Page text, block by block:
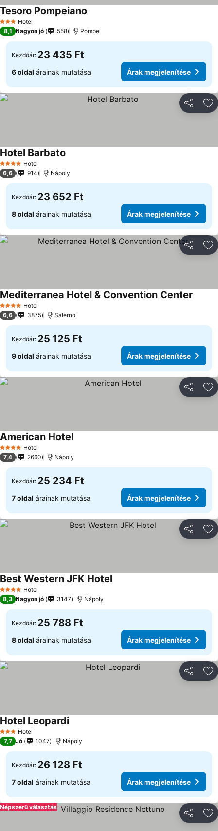
3 Kategória
Hotel
Tesoro Pompeiano
8,1 Nagyon jó 558 Pompei
Kezdőár: 23 435 Ft
6 oldal árainak mutatása Árak megjelenítése
4 KategóriaHotel
Hotel Barbato
6,6 914 Nápoly
Kezdőár: 23 652 Ft
8 oldal árainak mutatása Árak megjelenítése
4 KategóriaHotel
Mediterranea Hotel & Convention Center
6,6 3875 Salerno
Kezdőár: 25 125 Ft
9 oldal árainak mutatása Árak megjelenítése
4 KategóriaHotel
American HotelÁrak megjelenítése
7,4 2660 Nápoly
Kezdőár: 25 234 Ft
7 oldal árainak mutatása Árak megjelenítése
4 KategóriaHotel
Best Western JFK HotelÁrak megjelenítése
8,3 Nagyon jó 3147 Nápoly
Kezdőár: 25 788 Ft
8 oldal árainak mutatása Árak megjelenítése
3 Kategória
Hotel
Hotel LeopardiÁrak megjelenítése
7,7 Jó 1047 Nápoly
Kezdőár: 26 128 Ft
7 oldal árainak mutatása Árak megjelenítése
Népszerű választás